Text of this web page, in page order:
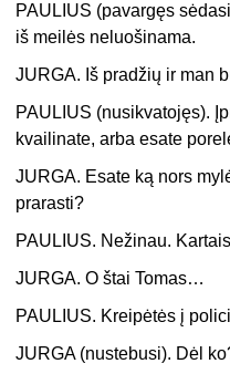
PAULIUS (pavargęs
iš meilės neluošinama.
JURGA. Iš pradžių ir man
PAULIUS (nusikvatojęs).
kvailinate, arba esate
JURGA. Esate ką nors
prarasti?
PAULIUS. Nežinau.
JURGA. O štai Tomas…
PAULIUS. Kreipėtės į
JURGA (nustebusi). Dėl